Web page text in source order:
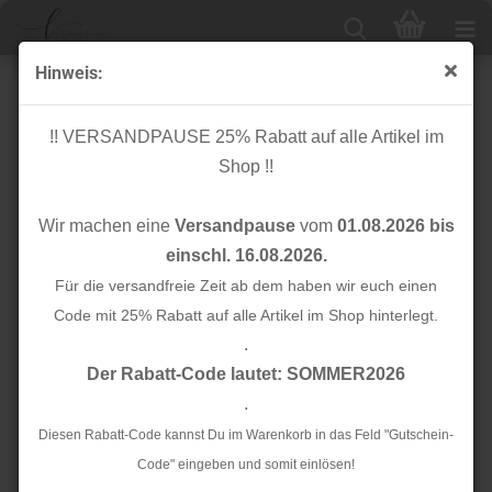
Hinweis:
!! VERSANDPAUSE 25% Rabatt auf alle Artikel im
Shop !!
Wir machen eine Versandpausevom 01.08.2026 bis
einschl. 16.08.2026.
Für die versandfreie Zeit ab dem haben wir euch einen
Code mit 25% Rabatt auf alle Artikel im Shop hinterlegt.
.
Der Rabatt-Code lautet: SOMMER2026
.
Diesen Rabatt-Code kannst Du im Warenkorb in das Feld "Gutschein-
Code" eingeben und somit einlösen!
Reißverschluss - teilbar - 80 cm - Lurex - silber